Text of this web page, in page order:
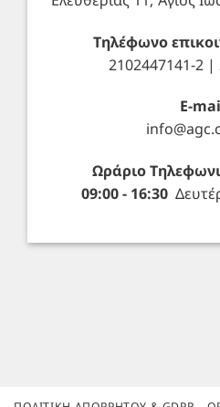
Τηλέφωνο
2102447141-2 |
E-
Ωράριο
09:00 - 16:30